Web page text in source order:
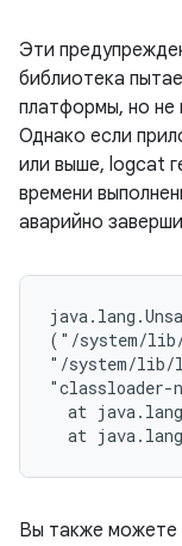
Эти
библиотека
платформы, но не
Однако если
или выше, logcat
времени
аварийно
("/system/lib/
"/system/lib/
"classloader-
at
Вы также можете